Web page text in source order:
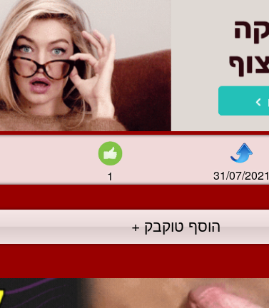
1 31/07/2021
הוסף טוקבק +